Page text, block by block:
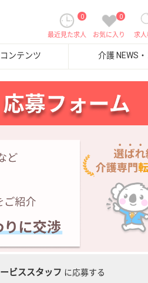
求
0
お気に入り
0
最近見た求人
ンテンツ 介護 NEWS
ビススタッフ に応募する